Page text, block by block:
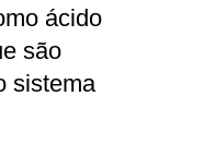
ácido
são
sistema